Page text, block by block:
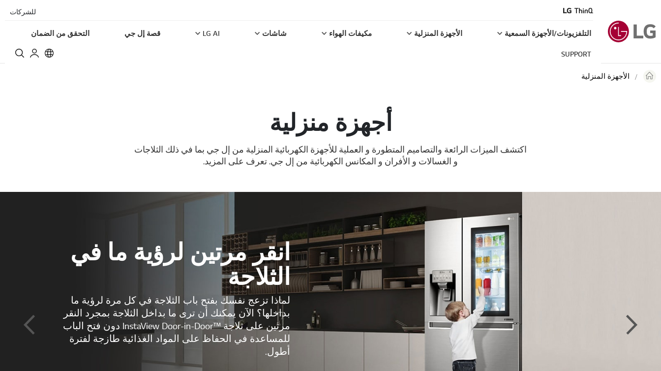
للشركات
التلفزيونات/الأجهزة السمعية الأجهزة المنزلية مكيفات الهواء شاشات LG AI قصة إل جي التحقق من الضمان
SUPPORT
الأجهزة المنزلية
أجهزة منزلية
اكتشف الميزات الرائعة والتصاميم المتطورة و العملية للأجهزة الكهربائية المنزلية من إل جي بما في ذلك الثلاجات
و الغسالات و الأفران و المكانس الكهربائية من إل جي. تعرف على المزيد.
أداء أفضل توفير أكثر